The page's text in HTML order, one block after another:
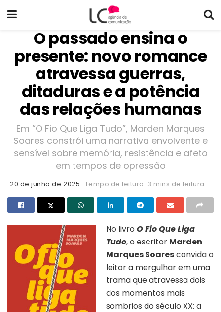
O passado ensina o
presente: novo romance
atravessa guerras,
ditaduras e a potência
das relações humanas
Em “O Fio Que Liga Tudo”, Marden Marques
Soares constrói uma narrativa envolvente e
sensível sobre memória, resistência e afeto
em tempos de opressão
20 de junho de 2025 Tempo de leitura: 3 mins de leitura
No livro O Fio Que Liga
Tudo, o escritor Marden
Marques Soaresconvida o
leitor a mergulhar em uma
trama que atravessa dois
dos momentos mais
sombrios do século XX: a